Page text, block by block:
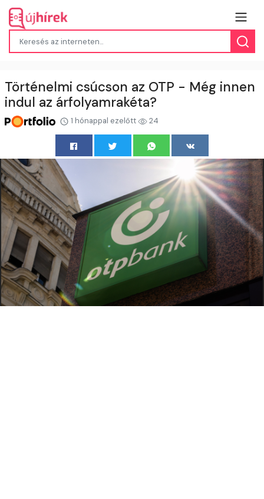
Történelmi csúcson az OTP - Még innen
indul az árfolyamrakéta?
1 hónappal ezelőtt 24